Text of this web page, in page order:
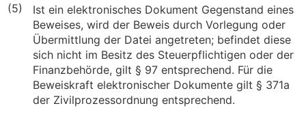
(5)
Ist ein elektronisches Dokument Gegenstand eines
Beweises, wird der Beweis durch Vorlegung oder
Übermittlung der Datei angetreten; befindet diese
sich nicht im Besitz des Steuerpflichtigen oder der
Finanzbehörde, gilt § 97 entsprechend. Für die
Beweiskraft elektronischer Dokumente gilt § 371a
der Zivilprozessordnung entsprechend.